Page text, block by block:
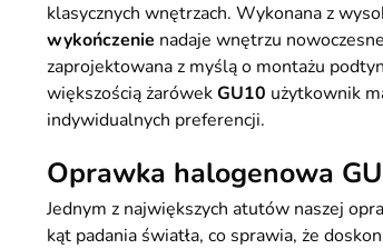
klasycznych wnętrzach. Wykonana z
wykończenie nadaje wnętrzu
zaprojektowana z myślą o montażu
większością żarówekGU10 użytkownik
indywidualnych preferencji.
Oprawka halogenowa
Jednym z największych atutów naszej
kąt padania światła, co sprawia, że